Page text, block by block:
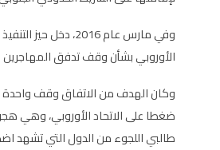
وفي مارس عام 2016، دخل
الأوروبي بشأن وقف تدفق المهاجرين
وكان الهدف من الاتفاق وقف واحدة
ضغطا على الاتحاد الأوروبي، وهي
طالبي اللجوء من الدول التي تشهد